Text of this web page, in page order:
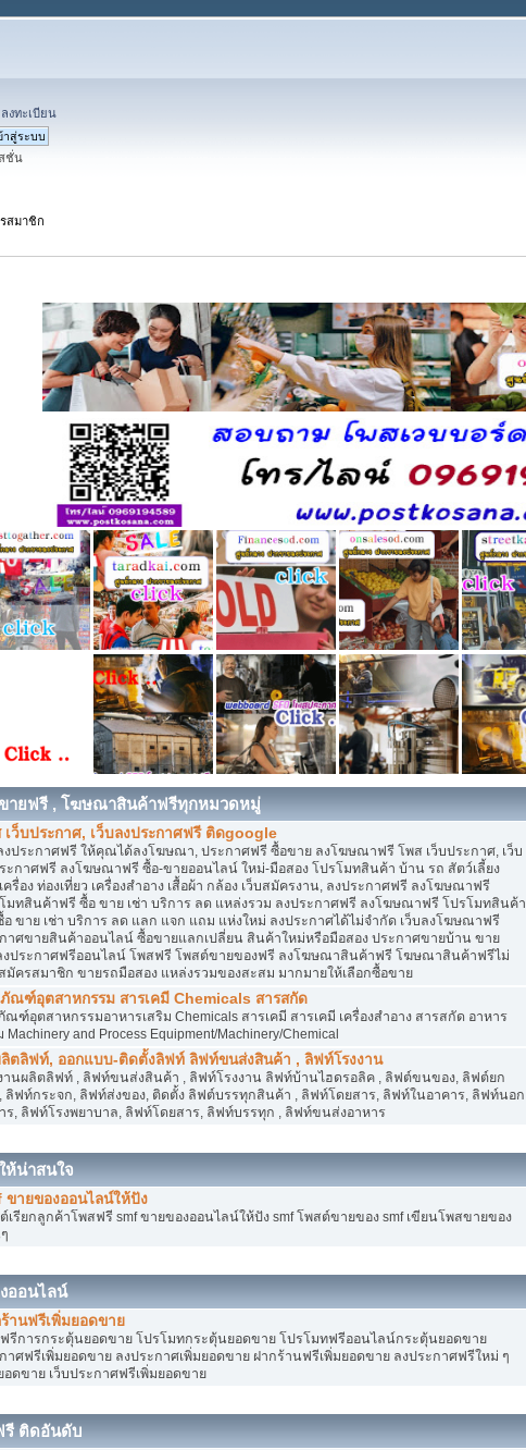
ลงทะเบียน
ชั่น
สมาชิก
ายฟรี , โฆษณาสินค้าฟรีทุกหมวดหมู่
เว็บประกาศ, เว็บลงประกาศฟรี ติดgoogle
งประกาศฟรี ให้คุณได้ลงโฆษณา, ประกาศฟรี ซื้อขาย ลงโฆษณาฟรี โพส เว็บประกาศ, เว็บ
ะกาศฟรี ลงโฆษณาฟรี ซื้อ-ขายออนไลน์ ใหม่-มือสอง โปรโมทสินค้า บ้าน รถ สัตว์เลี้ยง
ครื่อง ท่องเที่ยว เครื่องสำอาง เสื้อผ้า กล้อง เว็บสมัครงาน, ลงประกาศฟรี ลงโฆษณาฟรี
มทสินค้าฟรี ซื้อ ขาย เช่า บริการ ลด แหล่งรวม ลงประกาศฟรี ลงโฆษณาฟรี โปรโมทสินค้า
อ ขาย เช่า บริการ ลด แลก แจก แถม แห่งใหม่ ลงประกาศได้ไม่จำกัด เว็บลงโฆษณาฟรี
าศขายสินค้าออนไลน์ ซื้อขายแลกเปลี่ยน สินค้าใหม่หรือมือสอง ประกาศขายบ้าน ขาย
งประกาศฟรีออนไลน์ โพสฟรี โพสต์ขายของฟรี ลงโฆษณาสินค้าฟรี โฆษณาสินค้าฟรีไม่
มัครสมาชิก ขายรถมือสอง แหล่งรวมของสะสม มากมายให้เลือกซื้อขาย
ภัณฑ์อุตสาหกรรม สารเคมี Chemicals สารสกัด
ณฑ์อุตสาหกรรมอาหารเสริม Chemicals สารเคมี สารเคมี เครื่องสำอาง สารสกัด อาหาร
Machinery and Process Equipment/Machinery/Chemical
ตลิฟท์, ออกแบบ-ติดตั้งลิฟท์ ลิฟท์ขนส่งสินค้า , ลิฟท์โรงงาน
านผลิตลิฟท์ , ลิฟท์ขนส่งสินค้า , ลิฟท์โรงงาน ลิฟท์บ้านไฮดรอลิค , ลิฟต์ขนของ, ลิฟต์ยก
ลิฟท์กระจก, ลิฟท์ส่งของ, ติดตั้ง ลิฟต์บรรทุกสินค้า , ลิฟท์โดยสาร, ลิฟท์ในอาคาร, ลิฟท์นอก
ร, ลิฟท์โรงพยาบาล, ลิฟท์โดยสาร, ลิฟท์บรรทุก , ลิฟท์ขนส่งอาหาร
ห้น่าสนใจ
ขายของออนไลน์ให้ปัง
เรียกลูกค้าโพสฟรี smf ขายของออนไลน์ให้ปัง smf โพสต์ขายของ smf เขียนโพสขายของ
ออนไลน์
านฟรีเพิ่มยอดขาย
รีการกระตุ้นยอดขาย โปรโมทกระตุ้นยอดขาย โปรโมทฟรีออนไลน์กระตุ้นยอดขาย
าศฟรีเพิ่มยอดขาย ลงประกาศเพิ่มยอดขาย ฝากร้านฟรีเพิ่มยอดขาย ลงประกาศฟรีใหม่ ๆ
อดขาย เว็บประกาศฟรีเพิ่มยอดขาย
รี ติดอันดับ